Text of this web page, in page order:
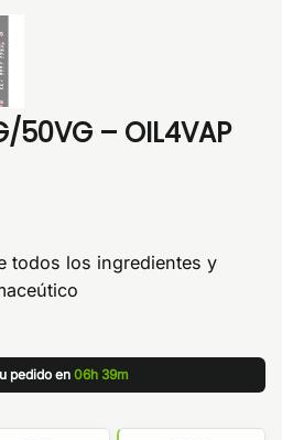
50VG – OIL4VAP
todos los ingredientes y
pedido en 06h 39m